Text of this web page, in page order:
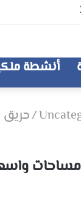
أنشطة
/